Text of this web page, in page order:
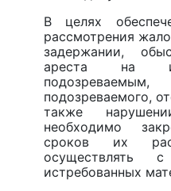
В целях
рассмотрения
задержании,
ареста на
подозреваемого,
также
необходимо
сроков их
осуществлять
истребованных